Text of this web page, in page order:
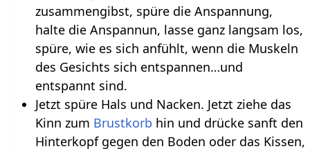
zusammengibst, spüre die Anspannung,
halte die Anspannun, lasse ganz langsam los,
spüre, wie es sich anfühlt, wenn die Muskeln
des Gesichts sich entspannen…und
entspannt sind.
Jetzt spüre Hals und Nacken. Jetzt ziehe das
Kinn zum Brustkorb hin und drücke sanft den
Hinterkopf gegen den Boden oder das Kissen,